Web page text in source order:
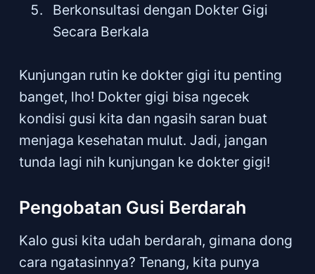
Berkonsultasi dengan Dokter Gigi
Secara Berkala
Kunjungan rutin ke dokter gigi itu penting
banget, lho! Dokter gigi bisa ngecek
kondisi gusi kita dan ngasih saran buat
menjaga kesehatan mulut. Jadi, jangan
tunda lagi nih kunjungan ke dokter gigi!
Pengobatan Gusi Berdarah
Kalo gusi kita udah berdarah, gimana dong
cara ngatasinnya? Tenang, kita punya